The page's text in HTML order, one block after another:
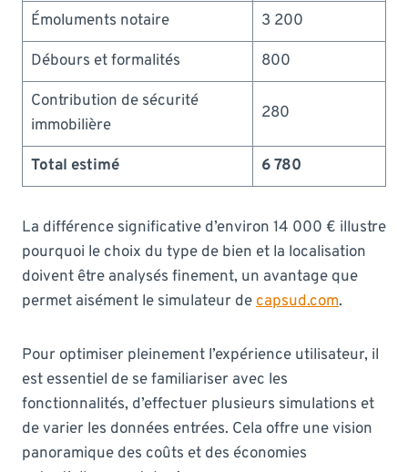
Émoluments notaire
3 200
Débours et formalités
800
Contribution de sécurité
immobilière
280
Total estimé 6 780
La différence significative d’environ 14 000 € illustre
pourquoi le choix du type de bien et la localisation
doivent être analysés finement, un avantage que
permet aisément le simulateur decapsud.com.
Pour optimiser pleinement l’expérience utilisateur, il
est essentiel de se familiariser avec les
fonctionnalités, d’effectuer plusieurs simulations et
de varier les données entrées. Cela offre une vision
panoramique des coûts et des économies